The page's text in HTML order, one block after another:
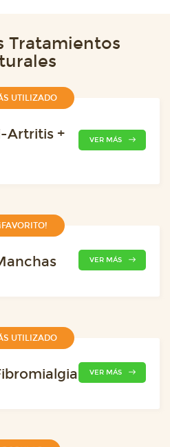
Tratamientos
UTILIZADO
Artritis +
VER MÁS
¡FAVORITO!
VER MÁS
UTILIZADO
VER MÁS